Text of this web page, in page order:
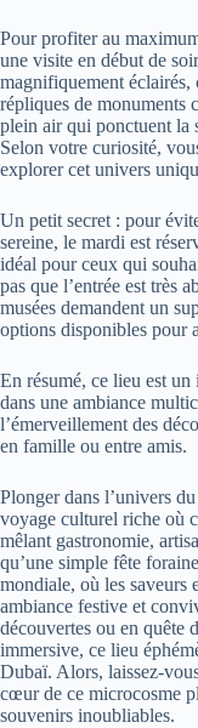
Pour profiter au
une visite en début de
magnifiquement
répliques de monuments
plein air qui ponctuent la
Selon votre curiosité,
explorer cet univers
Un petit secret : pour
sereine, le mardi est
idéal pour ceux qui
pas que l’entrée est très
musées demandent un
options disponibles pour
En résumé, ce lieu est
dans une ambiance
l’émerveillement des
en famille ou entre amis.
Plonger dans l’univers du
voyage culturel riche où
mêlant gastronomie,
qu’une simple fête
mondiale, où les saveurs
ambiance festive et
découvertes ou en quête
immersive, ce lieu
Dubaï. Alors, laissez-
cœur de ce microcosme
souvenirs inoubliables.